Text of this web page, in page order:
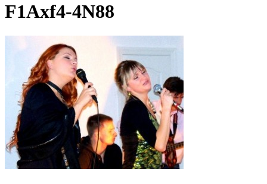
F1Axf4-4N88